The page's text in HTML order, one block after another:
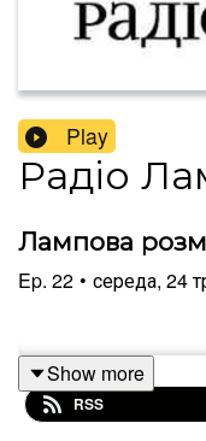
Play
Радіо
Лампова
Ep. 22 • середа, 24
Show more
RSS